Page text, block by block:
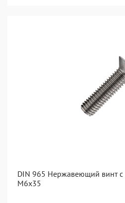
DIN 965 Нержавеющий винт с
М6x35